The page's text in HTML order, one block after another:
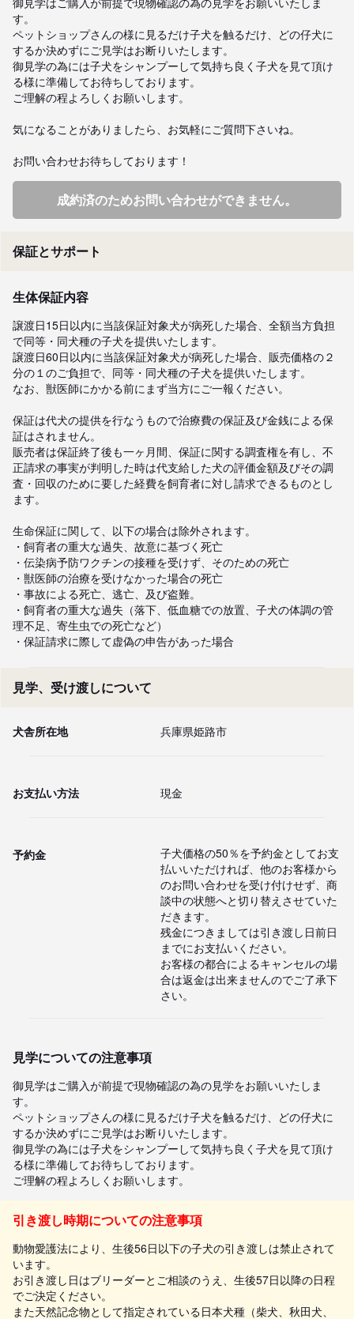
す。
ペットショップさんの様に見るだけ子犬を触るだけ、どの仔犬に
するか決めずにご見学はお断りいたします。
御見学の為には子犬をシャンプーして気持ち良く子犬を見て頂け
る様に準備してお待ちしております。
ご理解の程よろしくお願いします。
気になることがありましたら、お気軽にご質問下さいね。
お問い合わせお待ちしております！
成約済のためお問い合わせができません。
保証とサポート
生体保証内容
譲渡日15日以内に当該保証対象犬が病死した場合、全額当方負担
で同等・同犬種の子犬を提供いたします。
譲渡日60日以内に当該保証対象犬が病死した場合、販売価格の２
分の１のご負担で、同等・同犬種の子犬を提供いたします。
なお、獣医師にかかる前にまず当方にご一報ください。
保証は代犬の提供を行なうもので治療費の保証及び金銭による保
証はされません。
販売者は保証終了後も一ヶ月間、保証に関する調査権を有し、不
正請求の事実が判明した時は代支給した犬の評価金額及びその調
査・回収のために要した経費を飼育者に対し請求できるものとし
ます。
生命保証に関して、以下の場合は除外されます。
・飼育者の重大な過失、故意に基づく死亡
・伝染病予防ワクチンの接種を受けず、そのための死亡
・獣医師の治療を受けなかった場合の死亡
・事故による死亡、逃亡、及び盗難。
・飼育者の重大な過失（落下、低血糖での放置、子犬の体調の管
理不足、寄生虫での死亡など）
・保証請求に際して虚偽の申告があった場合
見学、受け渡しについて
犬舎所在地 兵庫県姫路市
お支払い方法 現金
予約金
子犬価格の50％を予約金としてお支
払いいただければ、他のお客様から
のお問い合わせを受け付けせず、商
談中の状態へと切り替えさせていた
だきます。
残金につきましては引き渡し日前日
までにお支払いください。
お客様の都合によるキャンセルの場
合は返金は出来ませんのでご了承下
さい。
見学についての注意事項
御見学はご購入が前提で現物確認の為の見学をお願いいたしま
す。
ペットショップさんの様に見るだけ子犬を触るだけ、どの仔犬に
するか決めずにご見学はお断りいたします。
御見学の為には子犬をシャンプーして気持ち良く子犬を見て頂け
る様に準備してお待ちしております。
ご理解の程よろしくお願いします。
引き渡し時期についての注意事項
動物愛護法により、生後56日以下の子犬の引き渡しは禁止されて
います。
お引き渡し日はブリーダーとご相談のうえ、生後57日以降の日程
でご決定ください。
また天然記念物として指定されている日本犬種（柴犬、秋田犬、